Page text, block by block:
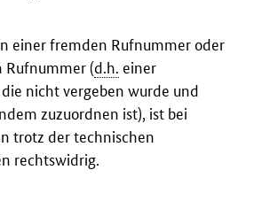
einer fremden Rufnummer oder
Rufnummer (d.h. einer
nicht vergeben wurde und
zuzuordnen ist), ist bei
trotz der technischen
rechtswidrig.